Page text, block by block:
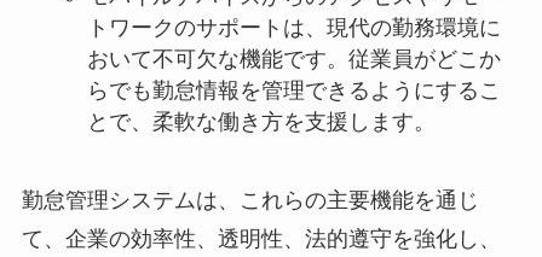
トワークのサポートは、現代の勤務環境に
おいて不可欠な機能です。従業員がどこか
らでも勤怠情報を管理できるようにするこ
とで、柔軟な働き方を支援します。
勤怠管理システムは、これらの主要機能を通じ
て、企業の効率性、透明性、法的遵守を強化し、